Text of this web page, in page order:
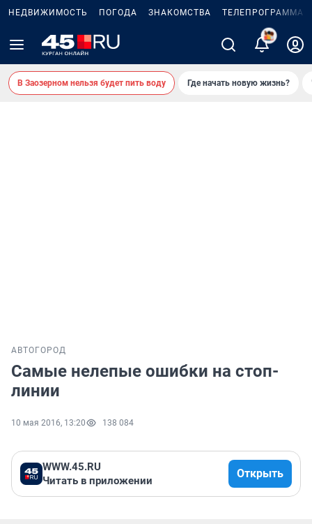
НЕДВИЖИМОСТЬ ПОГОДА ЗНАКОМСТВА ТЕЛЕПРОГРАММА
2
В Заозерном нельзя будет пить воду Где начать новую жизнь?
АВТО ГОРОД
Самые нелепые ошибки на стоп-
линии
10 мая 2016, 13:20 138 084
WWW.45.RU
Читать в приложении
Открыть